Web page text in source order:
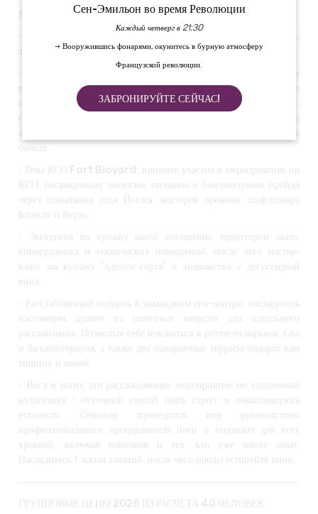
Мы предлагаем несколько видов мероприятий:
задания и попытайтесь освободить экологическое сокровище!
виноградниками! Надев повязку на глаза, вы ощутите
интенсивную связь с природой, терруарами и виноградниками.
Обострив свои чувства, вы познакомитесь с различными
ароматами вина с лозы, процессом винификации и выдержки в
бочках.
Тема КСО Fort Bioyard: примите участие в мероприятиях по
КСО, посвященных экологии, питанию и благополучию, пройдя
через испытания отца Йогаса, мастеров времени, шеф-повара
Блинди и Верте.
Экскурсия по купажу шато: посещение территории шато,
виноградника и технических помещений, после чего мастер-
класс по купажу "одного сорта" и знакомство с дегустацией
вина.
Расслабляющий полдень в командном спа-центре:
насладитесь
настоящим душем из полезных веществ для идеального
расслабления. Позвольте себе покачаться в ритме пузырьков. Спа
и бальнеотерапия, а также две панорамные террасы подарят вам
тишину и покой.
Йога в шато:
это расслабляющее мероприятие по сплочению
коллектива - отличный способ снять стресс и накопившуюся
усталость. Семинар проводится под руководством
профессионального преподавателя йоги и подходит для всех
уровней, включая новичков и тех, кто уже имеет опыт.
Насладитесь 1 часом занятий, после чего продегустируйте вино.
ГРУППОВЫЕ ЦЕНЫ 2026 ИЗ РАСЧЕТА 40 ЧЕЛОВЕК
Сен-Эмильон во время Революции
Каждый четверг в 21:30
→ Вооружившись фонарями, окунитесь в бурную атмосферу
Французской революции.
ЗАБРОНИРУЙТЕ СЕЙЧАС!